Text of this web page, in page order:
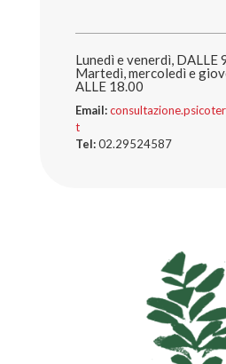
Lunedì e venerdì, DALLE
Martedì, mercoledì e
ALLE 18.00
Email:
t
Tel:02.29524587